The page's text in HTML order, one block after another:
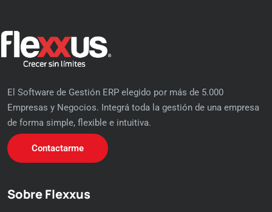
El Software de Gestión ERP elegido por más de 5.000
Empresas y Negocios. Integrá toda la gestión de una empresa
de forma simple, flexible e intuitiva.
Contactarme
Sobre Flexxus